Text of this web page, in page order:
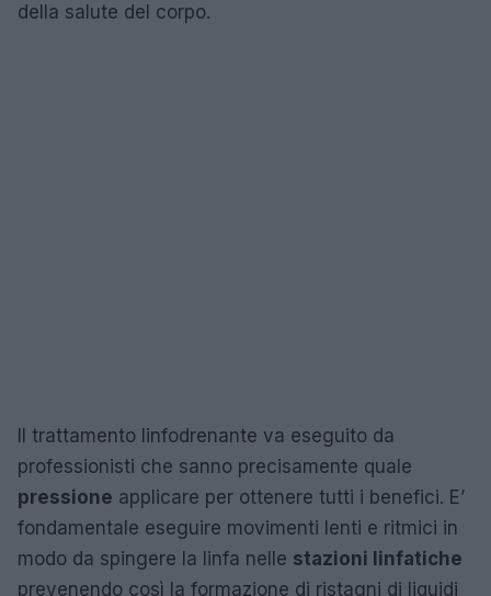
della salute del corpo.
Il trattamento linfodrenante va eseguito da
professionisti che sanno precisamente quale
pressione applicare per ottenere tutti i benefici. E’
fondamentale eseguire movimenti lenti e ritmici in
modo da spingere la linfa nelle stazioni linfatiche
prevenendo così la formazione di ristagni di liquidi